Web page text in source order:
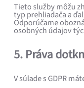
Tieto služby môžu
typ prehliadača a
Odporúčame
osobných údajov
5. Práva
V súlade s GDPR